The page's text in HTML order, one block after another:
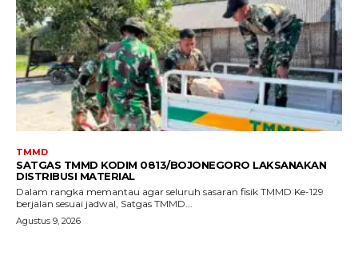
TMMD
SATGAS TMMD KODIM 0813/BOJONEGORO LAKSANAKAN
DISTRIBUSI MATERIAL
Dalam rangka memantau agar seluruh sasaran fisik TMMD Ke-129
berjalan sesuai jadwal, Satgas TMMD...
Agustus 9, 2026